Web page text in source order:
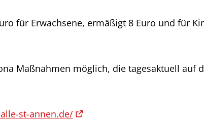
für Erwachsene, ermäßigt 8 Euro und für
Maßnahmen möglich, die tagesaktuell auf
st-annen.de/